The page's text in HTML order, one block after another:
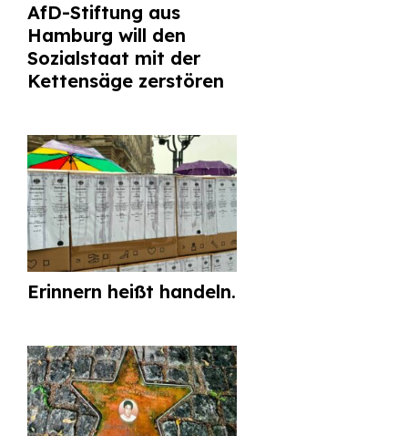
AfD-Stiftung aus
Hamburg will den
Sozialstaat mit der
Kettensäge zerstören
Erinnern heißt handeln.